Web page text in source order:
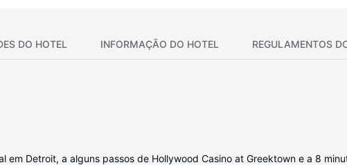
DO HOTEL INFORMAÇÃO DO HOTEL REGULAMENTOS
Detroit, a alguns passos de Hollywood Casino at Greektown e a 8